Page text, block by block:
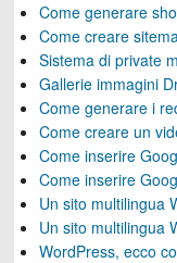
Come generare
Come creare
Sistema di private
Gallerie immagini
Come generare i
Come creare un
Come inserire
Come inserire
Un sito multilingua
Un sito multilingua
WordPress, ecco